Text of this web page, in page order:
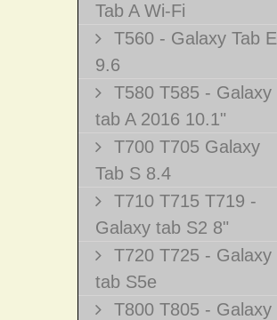
Tab A Wi-Fi
T560 - Galaxy Tab E
9.6
T580 T585 - Galaxy
tab A 2016 10.1"
T700 T705 Galaxy
Tab S 8.4
T710 T715 T719 -
Galaxy tab S2 8"
T720 T725 - Galaxy
tab S5e
T800 T805 - Galaxy